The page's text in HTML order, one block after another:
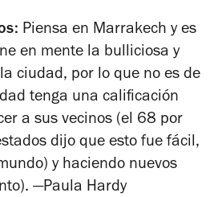
Piensa en Marrakech y es
en mente la bulliciosa y
ciudad, por lo que no es de
tenga una calificación
a sus vecinos (el 68 por
dijo que esto fue fácil,
y haciendo nuevos
—Paula Hardy